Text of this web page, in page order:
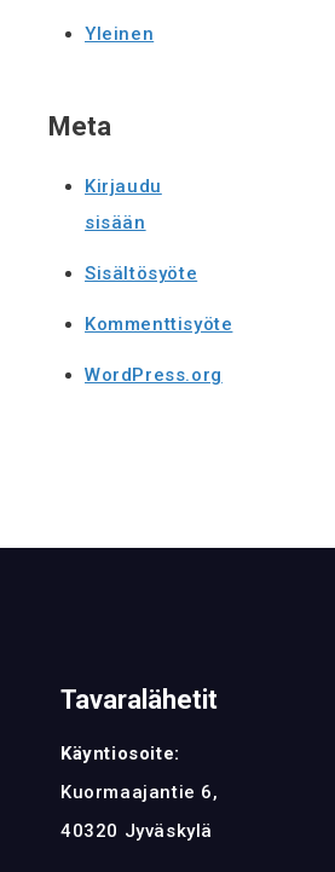
Yleinen
Meta
Kirjaudu
sisään
Sisältösyöte
Kommenttisyöte
WordPress.org
Tavaralähetit
Käyntiosoite:
Kuormaajantie 6,
40320 Jyväskylä